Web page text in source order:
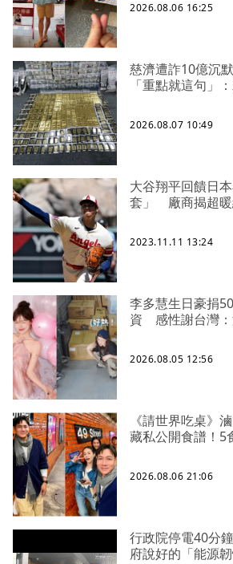
2026.08.06 16:25
慈濟遭詐10億沉
「重點就這句」
2026.08.07 10:49
大谷翔平回饋日
套」 廠商揭超暖
2023.11.11 13:24
李多慧生日豪捐
資 感性謝台灣
2026.08.05 12:56
《請世界吃桌》
藏私公開食譜！5
2026.08.06 21:06
行政院停電40分
府說好的「能源